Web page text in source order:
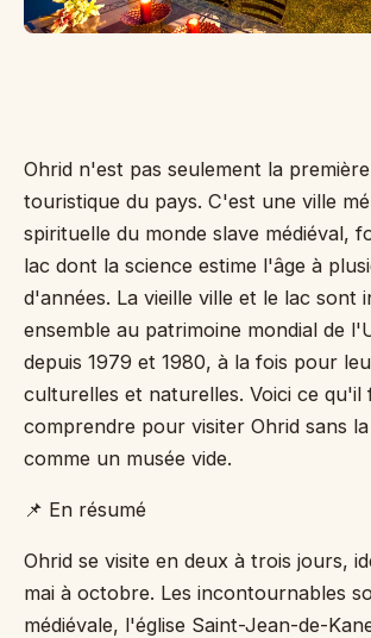
Ohrid n'est pas seulement la
touristique du pays. C'est une ville
spirituelle du monde slave médiéval,
lac dont la science estime l'âge à
d'années. La vieille ville et le lac sont
ensemble au patrimoine mondial de
depuis 1979 et 1980, à la fois pour
culturelles et naturelles. Voici ce qu'il
comprendre pour visiter Ohrid sans
comme un musée vide.
📌 En résumé
Ohrid se visite en deux à trois jours,
mai à octobre. Les incontournables
médiévale, l'église Saint-Jean-de-